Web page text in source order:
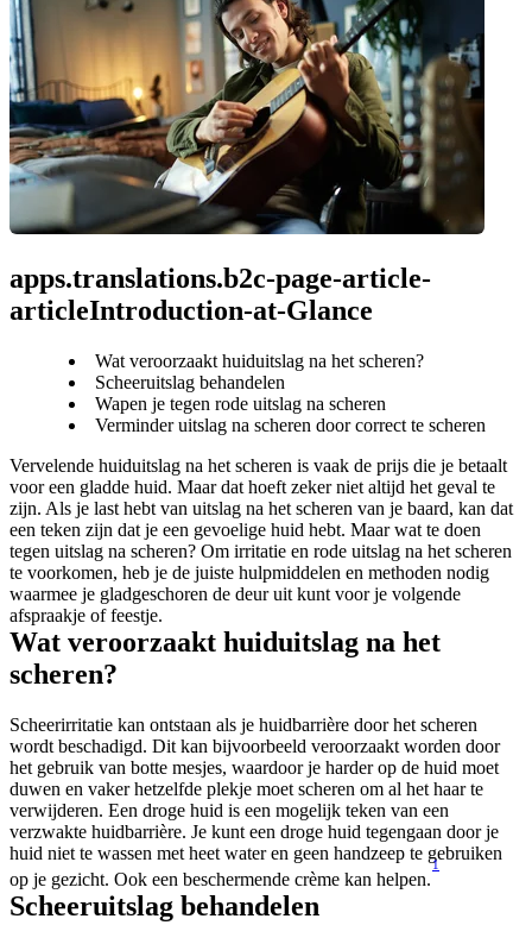
apps.translations.b2c-page-article-
articleIntroduction-at-Glance
Wat veroorzaakt huiduitslag na het scheren?
Scheeruitslag behandelen
Wapen je tegen rode uitslag na scheren
Verminder uitslag na scheren door correct te scheren
Vervelende huiduitslag na het scheren is vaak de prijs die je betaalt
voor een gladde huid. Maar dat hoeft zeker niet altijd het geval te
zijn. Als je last hebt van uitslag na het scheren van je baard, kan dat
een teken zijn dat je een gevoelige huid hebt. Maar wat te doen
tegen uitslag na scheren? Om irritatie en rode uitslag na het scheren
te voorkomen, heb je de juiste hulpmiddelen en methoden nodig
waarmee je gladgeschoren de deur uit kunt voor je volgende
afspraakje of feestje.
Wat veroorzaakt huiduitslag na het
scheren?
Scheerirritatie kan ontstaan als je huidbarrière door het scheren
wordt beschadigd. Dit kan bijvoorbeeld veroorzaakt worden door
het gebruik van botte mesjes, waardoor je harder op de huid moet
duwen en vaker hetzelfde plekje moet scheren om al het haar te
verwijderen. Een droge huid is een mogelijk teken van een
verzwakte huidbarrière. Je kunt een droge huid tegengaan door je
huid niet te wassen met heet water en geen handzeep te gebruiken
op je gezicht. Ook een beschermende crème kan helpen.
1
Scheeruitslag behandelen